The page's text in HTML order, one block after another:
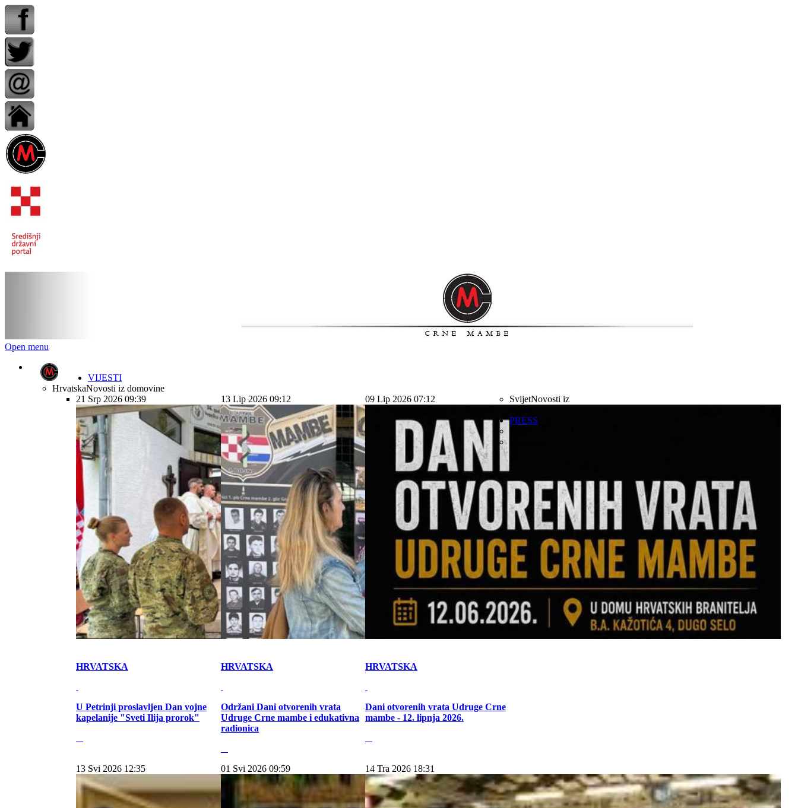
Open menu
VIJESTI
HrvatskaNovosti iz domovine
21 Srp 2026 09:39
HRVATSKA
U Petrinji proslavljen Dan vojne
kapelanije "Sveti Ilija prorok"
13 Lip 2026 09:12
HRVATSKA
Održani Dani otvorenih vrata
Udruge Crne mambe i edukativna
radionica
09 Lip 2026 07:12
HRVATSKA
Dani otvorenih vrata Udruge Crne
mambe - 12. lipnja 2026.
13 Svi 2026 12:35 01 Svi 2026 09:59 14 Tra 2026 18:31
SvijetNovosti iz
PRESS